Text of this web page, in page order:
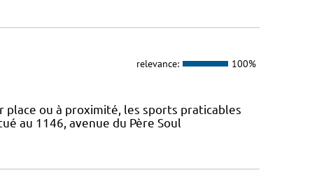
relevance: 100%
ou à proximité, les sports praticables
au 1146, avenue du Père Soul